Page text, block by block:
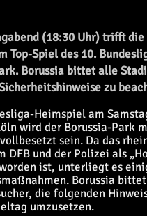
(18:30 Uhr) trifft
Top-Spiel des 10.
Borussia bittet alle
zu
Heimspiel am
wird der Borussia-Park
sein. Da das
DFB und der Polizei als
ist, unterliegt es
Borussia
die folgenden
umzusetzen.